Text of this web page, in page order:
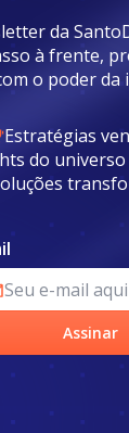
da
à frente,
o poder da
Estratégias
do
Assinar